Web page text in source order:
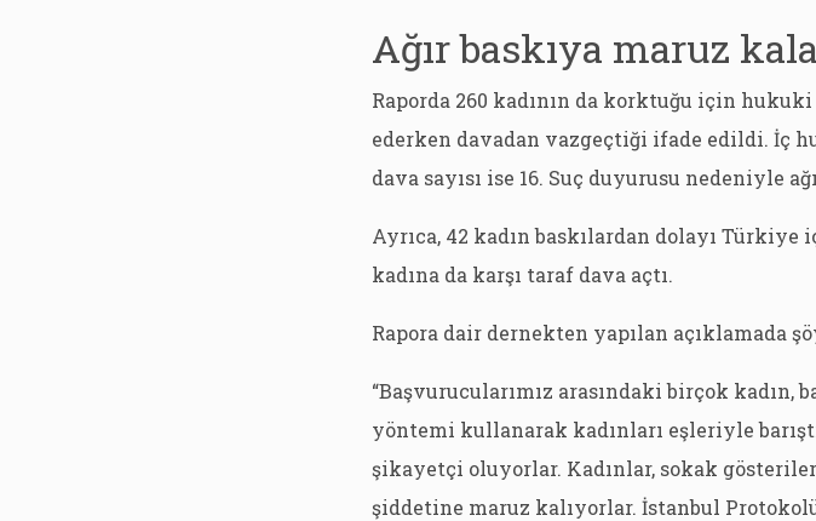
Ağır baskıya maruz
Raporda 260 kadının da korktuğu için
ederken davadan vazgeçtiği ifade edildi. İç
dava sayısı ise 16. Suç duyurusu nedeniyle
Ayrıca, 42 kadın baskılardan dolayı
kadına da karşı taraf dava açtı.
Rapora dair dernekten yapılan açıklamada
“Başvurucularımız arasındaki birçok
yöntemi kullanarak kadınları eşleriyle
şikayetçi oluyorlar. Kadınlar, sokak
şiddetine maruz kalıyorlar. İstanbul